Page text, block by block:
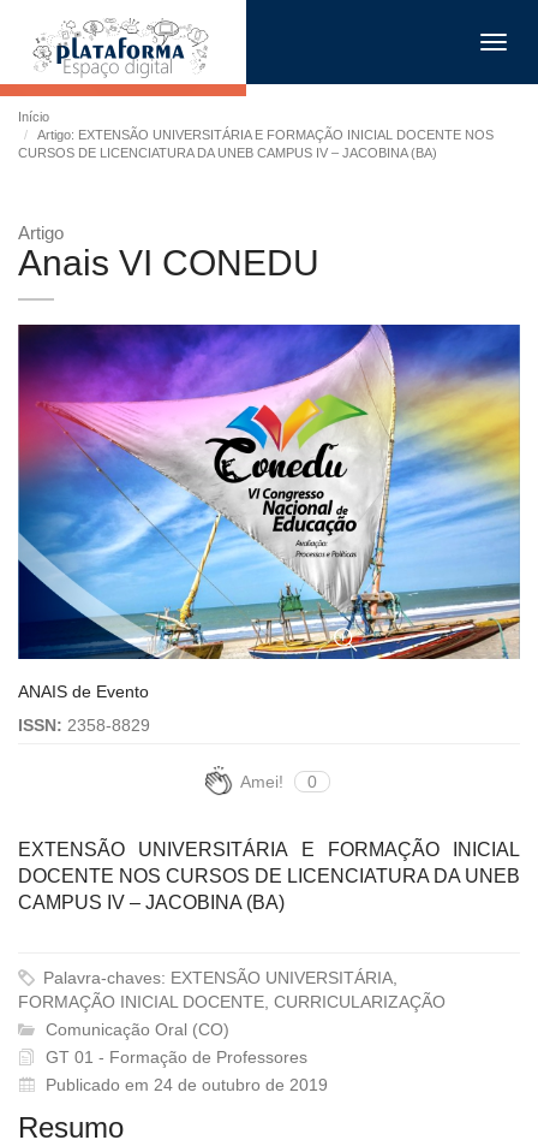
Início
Artigo: EXTENSÃO UNIVERSITÁRIA E FORMAÇÃO INICIAL DOCENTE NOS
CURSOS DE LICENCIATURA DA UNEB CAMPUS IV – JACOBINA (BA)
Artigo
Anais VI CONEDU
ANAIS de Evento
ISSN: 2358-8829
Amei! 0
EXTENSÃO UNIVERSITÁRIA E FORMAÇÃO INICIAL
DOCENTE NOS CURSOS DE LICENCIATURA DA UNEB
CAMPUS IV – JACOBINA (BA)
Palavra-chaves: EXTENSÃO UNIVERSITÁRIA,
FORMAÇÃO INICIAL DOCENTE, CURRICULARIZAÇÃO
Comunicação Oral (CO)
GT 01 - Formação de Professores
Publicado em 24 de outubro de 2019
Resumo